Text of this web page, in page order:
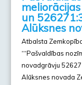
un
Alūksnes
Atbalsta
““Pašvaldības
novadgrāvju
Alūksnes novada